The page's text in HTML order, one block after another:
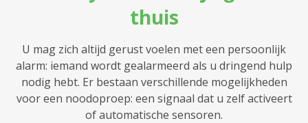
thuis
U mag zich altijd gerust voelen met een persoonlijk
alarm: iemand wordt gealarmeerd als u dringend hulp
nodig hebt. Er bestaan verschillende mogelijkheden
voor een noodoproep: een signaal dat u zelf activeert
of automatische sensoren.